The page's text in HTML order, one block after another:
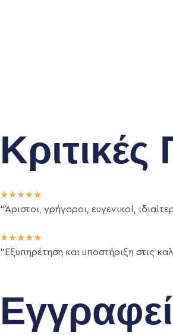
★★★★★
“Άριστοι, γρήγοροι, ευγενικοί,
★★★★★
“Εξυπηρέτηση και υποστήριξη στις